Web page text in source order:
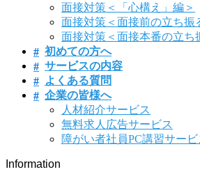
面接対策＜「心構え」編＞
面接対策＜面接前の立ち振
面接対策＜面接本番の立ち
初めての方へ
サービスの内容
よくある質問
企業の皆様へ
人材紹介サービス
無料求人広告サービス
障がい者社員PC講習サービ
Information